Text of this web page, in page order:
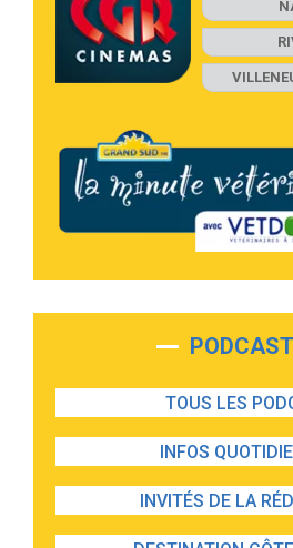
TOUS LES
INFOS
INVITÉS DE LA